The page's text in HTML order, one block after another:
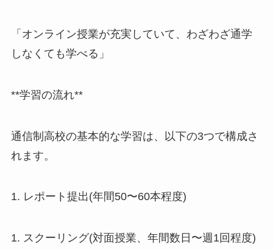
「オンライン授業が充実していて、わざわざ通学
しなくても学べる」
**学習の流れ**
通信制高校の基本的な学習は、以下の3つで構成さ
れます。
1. レポート提出(年間50〜60本程度)
1. スクーリング(対面授業、年間数日〜週1回程度)